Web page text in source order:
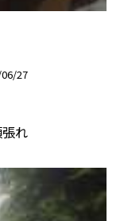
27
張れ